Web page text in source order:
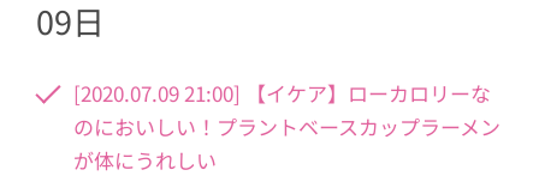
09日
[2020.07.09 21:00] 【イケア】ローカロリーな
のにおいしい！プラントベースカップラーメン
が体にうれしい